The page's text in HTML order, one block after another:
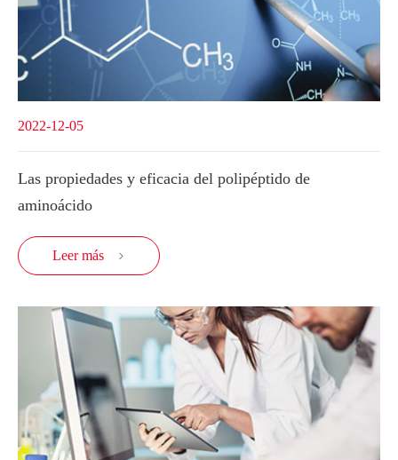
2022-12-05
Las propiedades y eficacia del polipéptido de
aminoácido
Leer más 